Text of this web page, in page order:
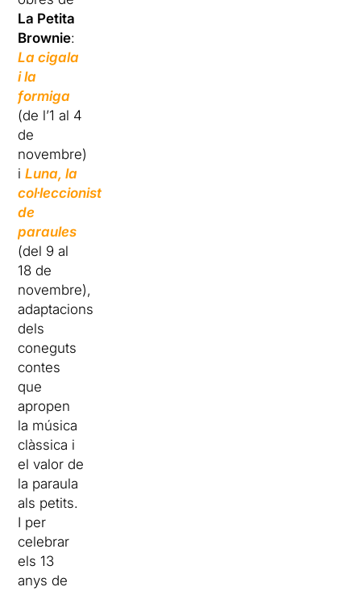
La Petita
Brownie:
La cigala
i la
formiga
(de l’1 al 4
de
novembre)
iLuna, la
col·leccionista
de
paraules
(del 9 al
18 de
novembre),
adaptacions
dels
coneguts
contes
que
apropen
la música
clàssica i
el valor de
la paraula
als petits.
I per
celebrar
els 13
anys de